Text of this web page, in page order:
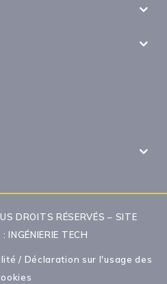
DROITS RÉSERVÉS – SITE
:INGÉNIERIE TECH
/ Déclaration sur l'usage des